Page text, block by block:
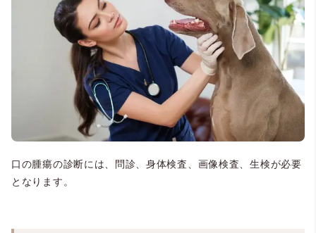
口の腫瘍の診断には、問診、身体検査、画像検査、生検が必要
となります。